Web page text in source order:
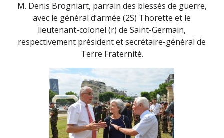
M. Denis Brogniart, parrain des blessés de guerre,
avec le général d’armée (2S) Thorette et le
lieutenant-colonel (r) de Saint-Germain,
respectivement président et secrétaire-général de
Terre Fraternité.